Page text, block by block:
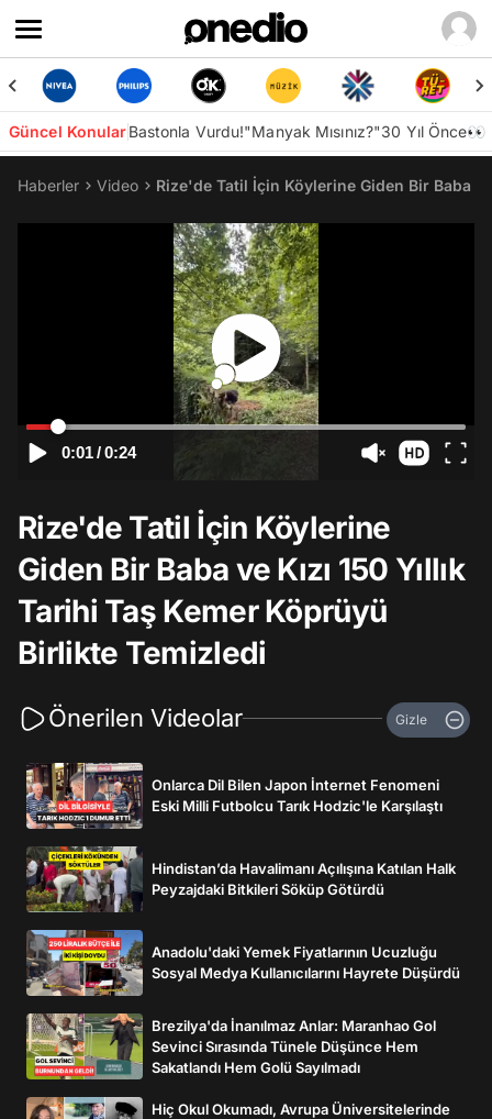
Güncel KonularBastonla Vurdu!"Manyak Mısınız?"30 Yıl Önce👀
Haberler Video Rize'de Tatil İçin Köylerine Giden Bir Baba
0:01/0:24
Rize'de Tatil İçin Köylerine
Giden Bir Baba ve Kızı 150 Yıllık
Tarihi Taş Kemer Köprüyü
Birlikte Temizledi
Önerilen Videolar Gizle
Onlarca Dil Bilen Japon İnternet Fenomeni
Eski Milli Futbolcu Tarık Hodzic'le Karşılaştı
Hindistan’da Havalimanı Açılışına Katılan Halk
Peyzajdaki Bitkileri Söküp Götürdü
Anadolu'daki Yemek Fiyatlarının Ucuzluğu
Sosyal Medya Kullanıcılarını Hayrete Düşürdü
Brezilya'da İnanılmaz Anlar: Maranhao Gol
Sevinci Sırasında Tünele Düşünce Hem
Sakatlandı Hem Golü Sayılmadı
Hiç Okul Okumadı, Avrupa Üniversitelerinde